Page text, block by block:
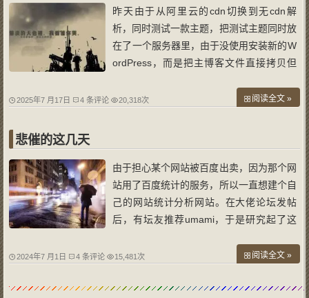
昨天由于从阿里云的cdn切换到无cdn解
析，同时测试一款主题，把测试主题同时放
在了一个服务器里，由于没使用安装新的W
ordPress，而是把主博客文件直接拷贝但
里删除了原主题，但是不知道为了，导致原
功，
2025年7 月17日 4 条评论 20,318次 阅读全文 »
悲催的这几天
由于担心某个网站被百度出卖，因为那个网
站用了百度统计的服务，所以一直想建个自
己的网站统计分析网站。在大佬论坛发帖
后，有坛友推荐umami，于是研究起了这
过了，以失败告终。最后在群里大佬的指点
不错，但是由于是docker，所以我不会修
2024年7 月1日 4 条评论 15,481次 阅读全文 »